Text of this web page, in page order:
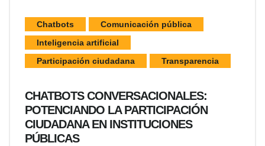
Chatbots
Comunicación pública
Inteligencia artificial
Participación ciudadana
Transparencia
CHATBOTS CONVERSACIONALES:
POTENCIANDO LA PARTICIPACIÓN
CIUDADANA EN INSTITUCIONES
PÚBLICAS